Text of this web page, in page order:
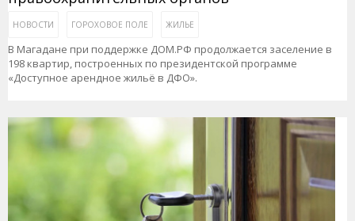
НОВОСТИ ГОРОХОВОЕ ПОЛЕ ЖИЛЬЕ
В Магадане при поддержке ДОМ.РФ продолжается заселение в
198 квартир, построенных по президентской программе
«Доступное арендное жильё в ДФО».